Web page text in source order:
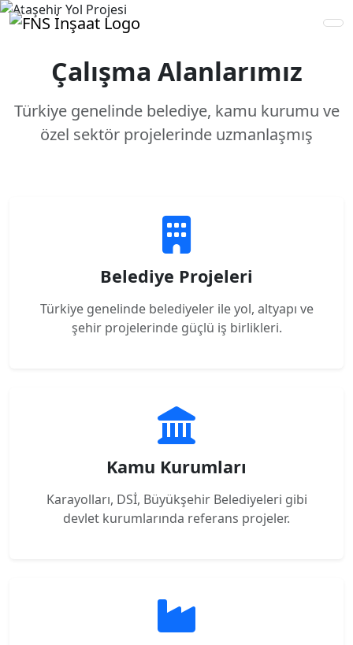
Previous Next
Çalışma Alanlarımız
Türkiye genelinde belediye, kamu kurumu ve
özel sektör projelerinde uzmanlaşmış
Belediye Projeleri
Türkiye genelinde belediyeler ile yol, altyapı ve
şehir projelerinde güçlü iş birlikleri.
Kamu Kurumları
Karayolları, DSİ, Büyükşehir Belediyeleri gibi
devlet kurumlarında referans projeler.